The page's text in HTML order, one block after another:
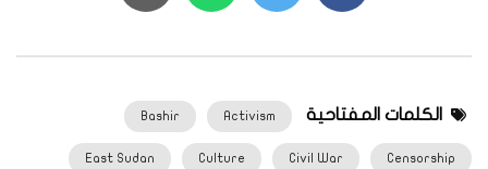
الكلمات المفتاحية Activism
Bashir
Censorship
Civil War
Culture
East Sudan